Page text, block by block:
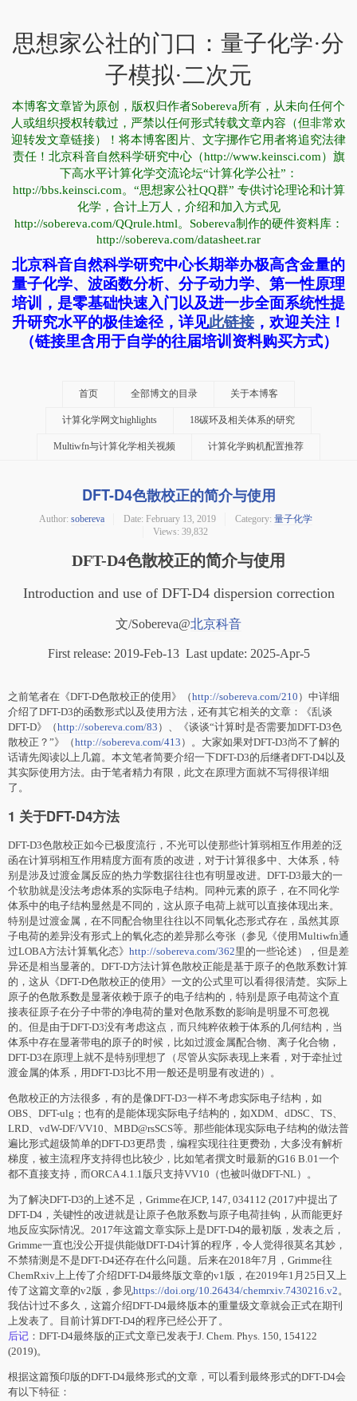
思想家公社的门口：量子化学·分
子模拟·二次元
本博客文章皆为原创，版权归作者Sobereva所有，从未向任何个
人或组织授权转载过，严禁以任何形式转载文章内容（但非常欢
迎转发文章链接）！将本博客图片、文字挪作它用者将追究法律
责任！北京科音自然科学研究中心（http://www.keinsci.com）旗
下高水平计算化学交流论坛“计算化学公社”：
http://bbs.keinsci.com。“思想家公社QQ群” 专供讨论理论和计算
化学，合计上万人，介绍和加入方式见
http://sobereva.com/QQrule.html。Sobereva制作的硬件资料库：
http://sobereva.com/datasheet.rar
北京科音自然科学研究中心长期举办极高含金量的
量子化学、波函数分析、分子动力学、第一性原理
培训，是零基础快速入门以及进一步全面系统性提
升研究水平的极佳途径，详见此链接，欢迎关注！
（链接里含用于自学的往届培训资料购买方式）
首页 全部博文的目录 关于本博客
计算化学网文highlights 18碳环及相关体系的研究
Multiwfn与计算化学相关视频 计算化学购机配置推荐
DFT-D4色散校正的简介与使用
Author: sobereva Date: February 13, 2019 Category: 量子化学
Views: 39,832
DFT-D4色散校正的简介与使用
Introduction and use of DFT-D4 dispersion correction
文/Sobereva@北京科音
First release: 2019-Feb-13 Last update: 2025-Apr-5
之前笔者在《DFT-D色散校正的使用》（http://sobereva.com/210 ）中详细
介绍了DFT-D3的函数形式以及使用方法，还有其它相关的文章：《乱谈
DFT-D》（http://sobereva.com/83 ）、《谈谈“计算时是否需要加DFT-D3色
散校正？”》（http://sobereva.com/413 ）。大家如果对DFT-D3尚不了解的
话请先阅读以上几篇。本文笔者简要介绍一下DFT-D3的后继者DFT-D4以及
其实际使用方法。由于笔者精力有限，此文在原理方面就不写得很详细
了。
1 关于DFT-D4方法
DFT-D3色散校正如今已极度流行，不光可以使那些计算弱相互作用差的泛
函在计算弱相互作用精度方面有质的改进，对于计算很多中、大体系，特
别是涉及过渡金属反应的热力学数据往往也有明显改进。DFT-D3最大的一
个软肋就是没法考虑体系的实际电子结构。同种元素的原子，在不同化学
体系中的电子结构显然是不同的，这从原子电荷上就可以直接体现出来。
特别是过渡金属，在不同配合物里往往以不同氧化态形式存在，虽然其原
子电荷的差异没有形式上的氧化态的差异那么夸张（参见《使用Multiwfn通
过LOBA方法计算氧化态》 http://sobereva.com/362里的一些论述），但是差
异还是相当显著的。DFT-D方法计算色散校正能是基于原子的色散系数计算
的，这从《DFT-D色散校正的使用》一文的公式里可以看得很清楚。实际上
原子的色散系数是显著依赖于原子的电子结构的，特别是原子电荷这个直
接表征原子在分子中带的净电荷的量对色散系数的影响是明显不可忽视
的。但是由于DFT-D3没有考虑这点，而只纯粹依赖于体系的几何结构，当
体系中存在显著带电的原子的时候，比如过渡金属配合物、离子化合物，
DFT-D3在原理上就不是特别理想了（尽管从实际表现上来看，对于牵扯过
渡金属的体系，用DFT-D3比不用一般还是明显有改进的）。
色散校正的方法很多，有的是像DFT-D3一样不考虑实际电子结构，如
OBS、DFT-ulg；也有的是能体现实际电子结构的，如XDM、dDSC、TS、
LRD、vdW-DF/VV10、MBD@rsSCS等。那些能体现实际电子结构的做法普
遍比形式超级简单的DFT-D3更昂贵，编程实现往往更费劲，大多没有解析
梯度，被主流程序支持得也比较少，比如笔者撰文时最新的G16 B.01一个
都不直接支持，而ORCA 4.1.1版只支持VV10（也被叫做DFT-NL）。
为了解决DFT-D3的上述不足，Grimme在JCP, 147, 034112 (2017)中提出了
DFT-D4，关键性的改进就是让原子色散系数与原子电荷挂钩，从而能更好
地反应实际情况。2017年这篇文章实际上是DFT-D4的最初版，发表之后，
Grimme一直也没公开提供能做DFT-D4计算的程序，令人觉得很莫名其妙，
不禁猜测是不是DFT-D4还存在什么问题。后来在2018年7月，Grimme往
ChemRxiv上上传了介绍DFT-D4最终版文章的v1版，在2019年1月25日又上
传了这篇文章的v2版，参见https://doi.org/10.26434/chemrxiv.7430216.v2 。
我估计过不多久，这篇介绍DFT-D4最终版本的重量级文章就会正式在期刊
上发表了。目前计算DFT-D4的程序已经公开了。
后记 ：DFT-D4最终版的正式文章已发表于J. Chem. Phys. 150, 154122
(2019)。
根据这篇预印版的DFT-D4最终形式的文章，可以看到最终形式的DFT-D4会
有以下特征：